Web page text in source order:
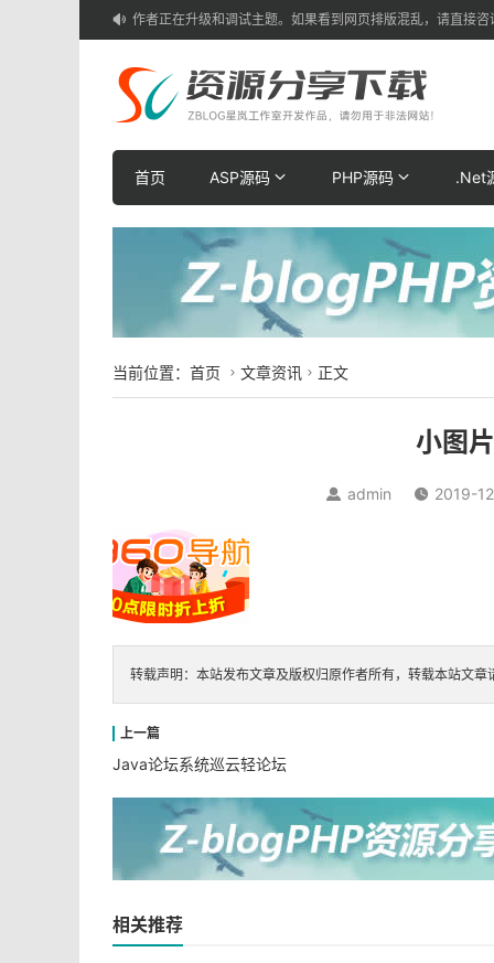
 作者正在升级和调试主题。如果看到网页排版混乱，请直接咨
首页 ASP源码 PHP源码 .Net
当前位置： 首页  文章资讯  正文
小图
 admin  2019-
转载声明：本站发布文章及版权归原作者所有，转载本站文章
Java论坛系统巡云轻论坛
相关推荐